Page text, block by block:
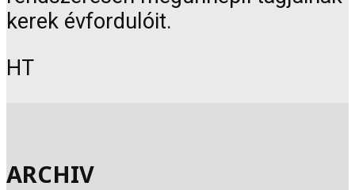
kerek évfordulóit.
HT
ARCHIV